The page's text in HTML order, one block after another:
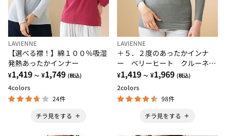
LAVIENNE
【選べる襟！】綿１００％吸湿
発熱あったかインナー
¥1,419 ～ ¥1,749 (税込)
4colors
24件
チラ見をする
LAVIENNE
＋５．２度のあったかインナ
ー ベリーヒート クルーネッ
ク９分袖
¥1,419 ～ ¥1,969 (税込)
2colors
98件
チラ見をする